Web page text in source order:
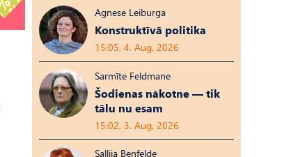
Agnese Leiburga
Konstruktīvā politika
15:05, 4. Aug, 2026
Sarmīte Feldmane
Šodienas nākotne — tik
tālu nu esam
15:02, 3. Aug, 2026
Sallija Benfelde